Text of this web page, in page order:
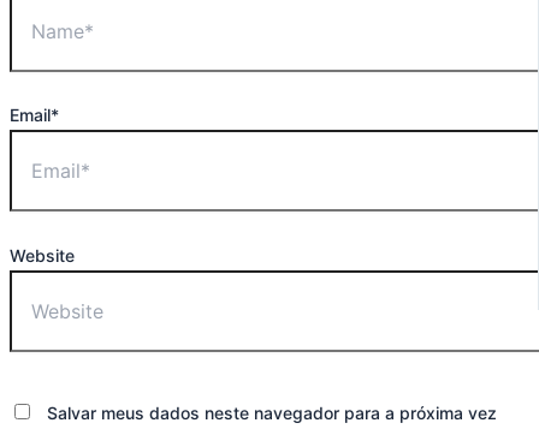
Email*
Website
Salvar meus dados neste navegador para a próxima vez